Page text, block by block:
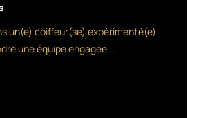
un(e) coiffeur(se) expérimenté(e)
une équipe engagée...